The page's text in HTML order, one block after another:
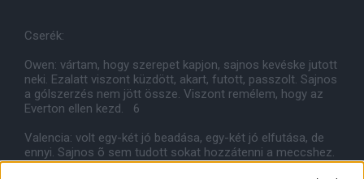
Cserék:
Owen: vártam, hogy szerepet kapjon, sajnos kevéske jutott
neki. Ezalatt viszont küzdött, akart, futott, passzolt. Sajnos
a gólszerzés nem jött össze. Viszont remélem, hogy az
Everton ellen kezd. 6
Valencia: volt egy-két jó beadása, egy-két jó elfutása, de
ennyi. Sajnos õ sem tudott sokat hozzátenni a meccshez.
Õ is akart, de ez sem volt elég. 6